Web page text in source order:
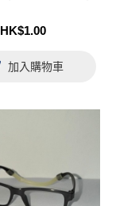
HK$1.00
加入購物車